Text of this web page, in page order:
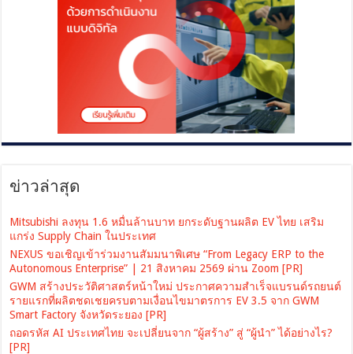
ข่าวล่าสุด
Mitsubishi ลงทุน 1.6 หมื่นล้านบาท ยกระดับฐานผลิต EV ไทย เสริม
แกร่ง Supply Chain ในประเทศ
NEXUS ขอเชิญเข้าร่วมงานสัมมนาพิเศษ “From Legacy ERP to the
Autonomous Enterprise” | 21 สิงหาคม 2569 ผ่าน Zoom [PR]
GWM สร้างประวัติศาสตร์หน้าใหม่ ประกาศความสำเร็จแบรนด์รถยนต์
รายแรกที่ผลิตชดเชยครบตามเงื่อนไขมาตรการ EV 3.5 จาก GWM
Smart Factory จังหวัดระยอง [PR]
ถอดรหัส AI ประเทศไทย จะเปลี่ยนจาก “ผู้สร้าง” สู่ “ผู้นำ” ได้อย่างไร?
[PR]